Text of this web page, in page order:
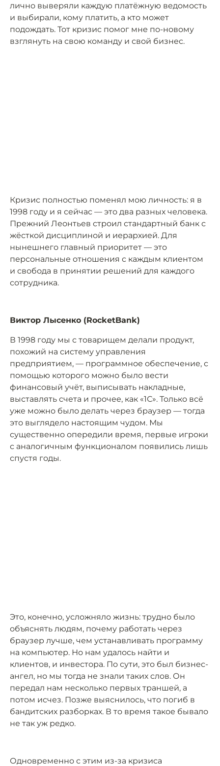
лично выверяли каждую платёжную ведомость
и выбирали, кому платить, а кто может
подождать. Тот кризис помог мне по-новому
взглянуть на свою команду и свой бизнес.
Кризис полностью поменял мою личность: я в
1998 году и я сейчас — это два разных человека.
Прежний Леонтьев строил стандартный банк с
жёсткой дисциплиной и иерархией. Для
нынешнего главный приоритет — это
персональные отношения с каждым клиентом
и свобода в принятии решений для каждого
сотрудника.
Виктор Лысенко (RocketBank)
В 1998 году мы с товарищем делали продукт,
похожий на систему управления
предприятием, — программное обеспечение, с
помощью которого можно было вести
финансовый учёт, выписывать накладные,
выставлять счета и прочее, как «1С». Только всё
уже можно было делать через браузер — тогда
это выглядело настоящим чудом. Мы
существенно опередили время, первые игроки
с аналогичным функционалом появились лишь
спустя годы.
Это, конечно, усложняло жизнь: трудно было
объяснять людям, почему работать через
браузер лучше, чем устанавливать программу
на компьютер. Но нам удалось найти и
клиентов, и инвестора. По сути, это был бизнес-
ангел, но мы тогда не знали таких слов. Он
передал нам несколько первых траншей, а
потом исчез. Позже выяснилось, что погиб в
бандитских разборках. В то время такое бывало
не так уж редко.
Одновременно с этим из-за кризиса